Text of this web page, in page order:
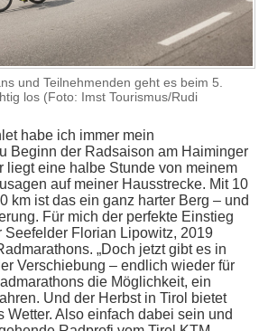
und Teilnehmenden geht es beim 5.
los (Foto: Imst Tourismus/Rudi
habe ich immer mein
Beginn der Radsaison am Haiminger
liegt eine halbe Stunde von meinem
auf meiner Hausstrecke. Mit 10
km ist das ein ganz harter Berg – und
Für mich der perfekte Einstieg
Seefelder Florian Lipowitz, 2019
„Doch jetzt gibt es in
Verschiebung – endlich wieder für
die Möglichkeit, ein
Und der Herbst in Tirol bietet
Wetter. Also einfach dabei sein und